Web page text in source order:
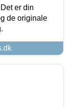
er din
de originale